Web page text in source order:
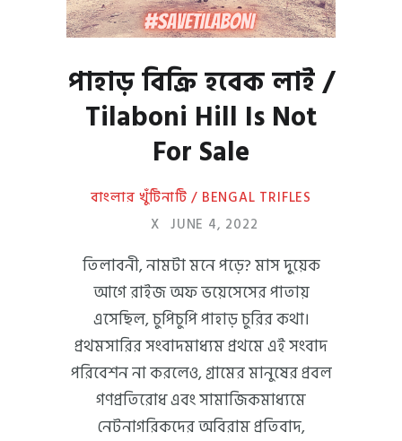
পাহাড় বিক্রি হবেক লাই /
Tilaboni Hill Is Not
For Sale
বাংলার খুঁটিনাটি / BENGAL TRIFLES
X JUNE 4, 2022
তিলাবনী, নামটা মনে পড়ে? মাস দুয়েক
আগে রাইজ অফ ভয়েসেসের পাতায়
এসেছিল, চুপিচুপি পাহাড় চুরির কথা।
প্রথমসারির সংবাদমাধ্যম প্রথমে এই সংবাদ
পরিবেশন না করলেও, গ্রামের মানুষের প্রবল
গণপ্রতিরোধ এবং সামাজিকমাধ্যমে
নেটনাগরিকদের অবিরাম প্রতিবাদ,